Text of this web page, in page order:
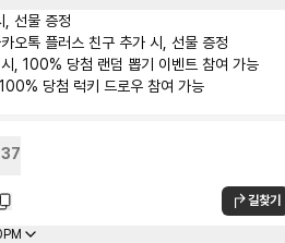
, 선물 증정
오톡 플러스 친구 추가 시, 선물 증정
, 100% 당첨 랜덤 뽑기 이벤트 참여 가능
당첨 럭키 드로우 참여 가능
37
길찾기